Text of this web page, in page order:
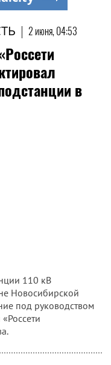
| 2 июня, 04:53
в
110 кВ
Новосибирской
под руководством